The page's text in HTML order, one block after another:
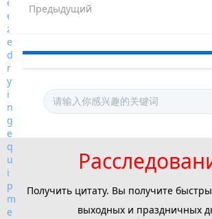
Предыдущий
Получить цитату. Вы получите
выходных и праздничных